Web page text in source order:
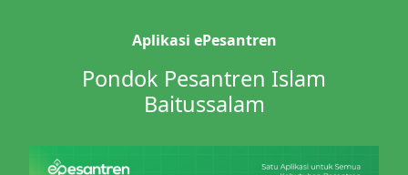
Aplikasi ePesantren
Pondok Pesantren Islam
Baitussalam